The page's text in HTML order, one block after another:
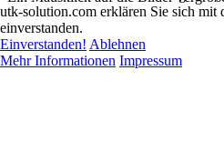
utk-solution.com erklären Sie sich mit
einverstanden.
Einverstanden! Ablehnen
Mehr Informationen Impressum